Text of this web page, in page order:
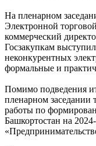
На пленарном
Электронной
коммерческий
Госзакупкам
неконкурентных
формальные и
Помимо подведения
пленарном заседании
работы по
Башкортостан на